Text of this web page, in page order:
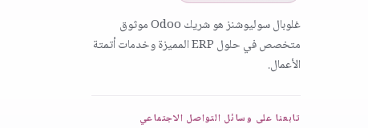
غلوبال سوليوشنز هو شريك Odoo موثوق
متخصص في حلول ERP المميزة وخدمات أتمتة
الأعمال.
تابعنا على وسائل التواصل الاجتماعي